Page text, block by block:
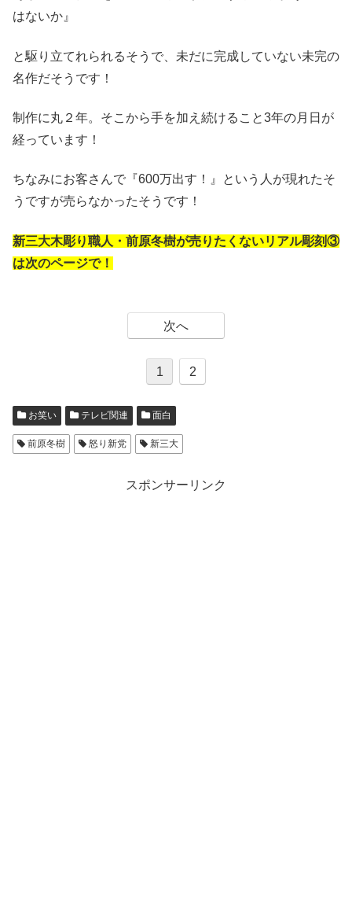
はないか』
と駆り立てれられるそうで、未だに完成していない未完の
名作だそうです！
制作に丸２年。そこから手を加え続けること3年の月日が
経っています！
ちなみにお客さんで『600万出す！』という人が現れたそ
うですが売らなかったそうです！
新三大木彫り職人・前原冬樹が売りたくないリアル彫刻③
は次のページで！
次へ
1 2
お笑い テレビ関連 面白
前原冬樹 怒り新党 新三大
スポンサーリンク